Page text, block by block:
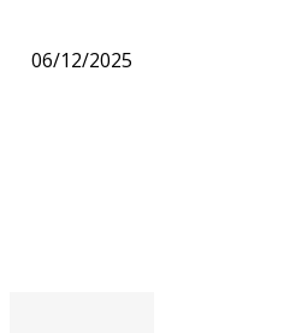
06/12/2025